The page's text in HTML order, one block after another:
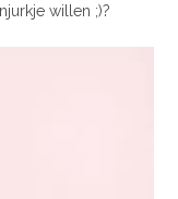
willen ;)?